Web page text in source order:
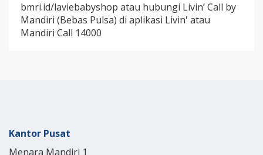
bmri.id/laviebabyshop atau hubungi Livin’ Call by
Mandiri (Bebas Pulsa) di aplikasi Livin' atau
Mandiri Call 14000
Kantor Pusat
Menara Mandiri 1